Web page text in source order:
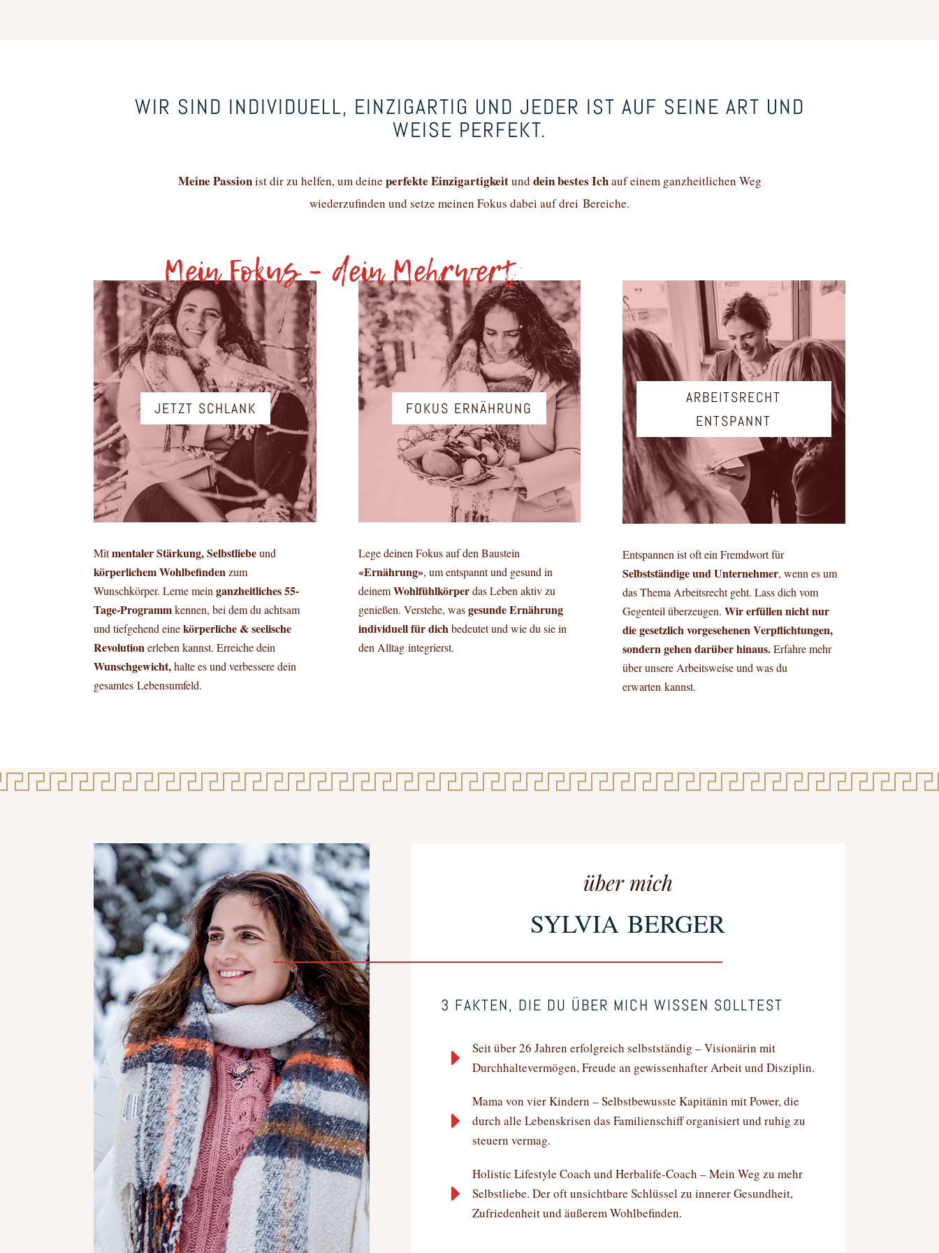
WIR SIND INDIVIDUELL, EINZIGARTIG UND JEDER IST AUF SEINE ART UND
WEISE PERFEKT.
Meine Passionist dir zu helfen, um deine perfekte Einzigartigkeitund dein bestes Ichauf einem ganzheitlichen Weg
wiederzufinden und setze meinen Fokus dabei auf drei Bereiche.
Mein Fokus – dein Mehrwert
JETZT SCHLANK
Mitmentaler Stärkung, Selbstliebeund
körperlichem Wohlbefindenzum
Wunschkörper. Lerne meinganzheitliches 55-
Tage-Programmkennen, bei dem du achtsam
und tiefgehend einekörperliche & seelische
Revolutionerleben kannst. Erreiche dein
Wunschgewicht,halte es und verbessere dein
gesamtes Lebensumfeld.
FOKUS ERNÄHRUNG
Lege deinen Fokus auf den Baustein
«Ernährung», um entspannt und gesund in
deinemWohlfühlkörperdas Leben aktiv zu
genießen. Verstehe, wasgesunde Ernährung
individuell für dich bedeutet und wie du sie in
den Alltag integrierst.
ARBEITSRECHT
ENTSPANNT
Entspannen ist oft ein Fremdwort für
Selbstständige und Unternehmer, wenn es um
das Thema Arbeitsrecht geht. Lass dich vom
Gegenteil überzeugen. Wir erfüllen nicht nur
die gesetzlich vorgesehenen Verpflichtungen,
sondern gehen darüber hinaus.Erfahre mehr
über unsere Arbeitsweise und was du
erwarten kannst.
über mich
SYLVIA BERGER
3 FAKTEN, DIE DU ÜBER MICH WISSEN SOLLTEST
E
Seit über 26 Jahren erfolgreich selbstständig – Visionärin mit
Durchhaltevermögen, Freude an gewissenhafter Arbeit und Disziplin.
E
Mama von vier Kindern – Selbstbewusste Kapitänin mit Power, die
durch alle Lebenskrisen das Familienschiff organisiert und ruhig zu
steuern vermag.
E
Holistic Lifestyle Coach und Herbalife-Coach – Mein Weg zu mehr
Selbstliebe. Der oft unsichtbare Schlüssel zu innerer Gesundheit,
Zufriedenheit und äußerem Wohlbefinden.